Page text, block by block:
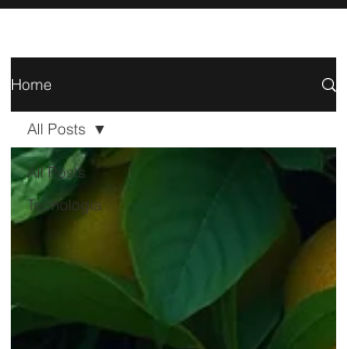
Home
All Posts
Tecnologia
All Posts